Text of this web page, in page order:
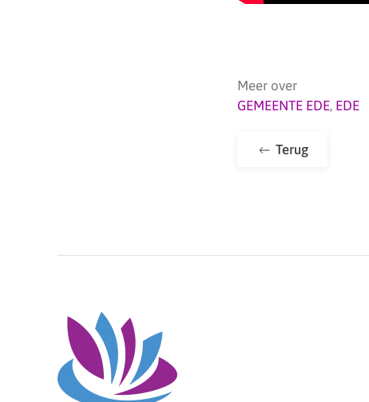
Meer over
GEMEENTE EDE, EDE
Terug